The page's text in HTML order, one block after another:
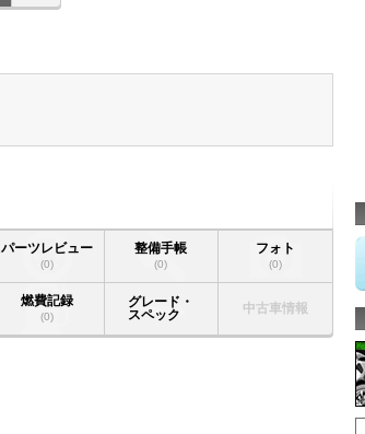
パーツレビュー
(0)
整備手帳
(0)
フォト
(0)
燃費記録
(0)
グレード・
スペック
中古車情報